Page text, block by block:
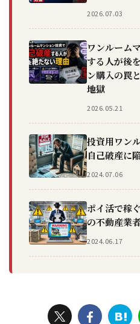
2026.07.03
ワンルーム
する人が後
ン購入の罠
地獄
2026.05.21
投資用ワン
自己破産に
2024.07.06
ポイ活で稼
の不動産業
2024.06.17